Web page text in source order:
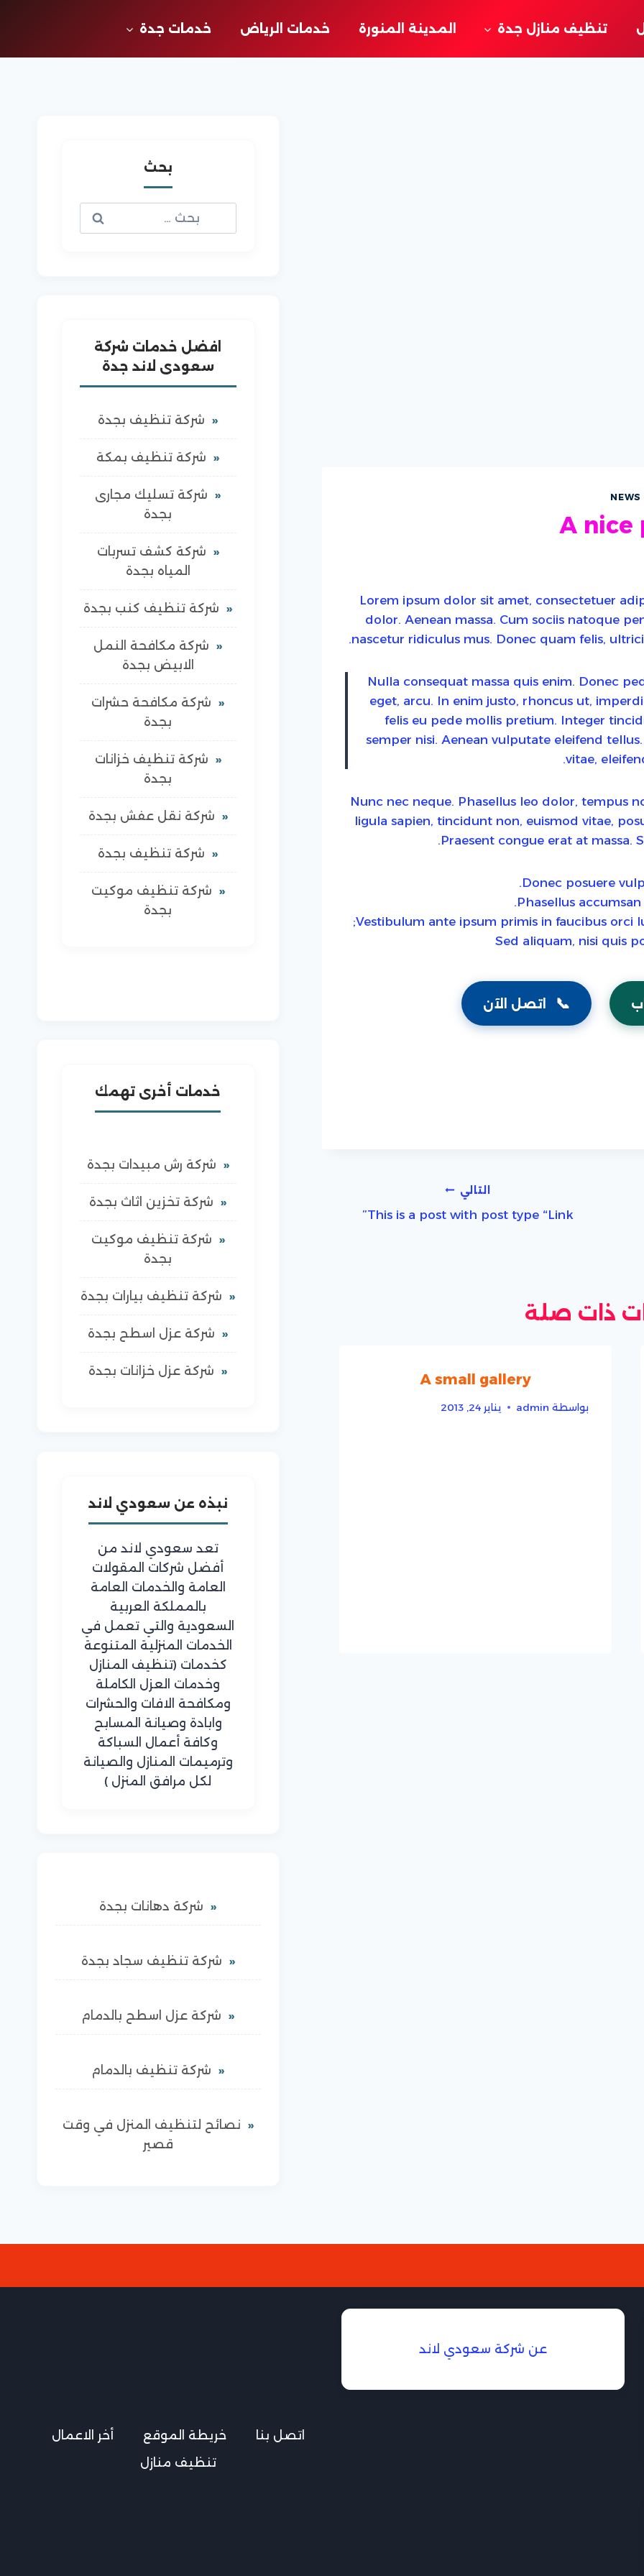
تنظيف منازل جدة المدينة المنورة خدمات الرياض خدمات جدة
NEWS
A nice
Lorem ipsum dolor sit amet, consectetuer
dolor. Aenean massa. Cum sociis natoque
nascetur ridiculus mus. Donec quam felis,
Nulla consequat massa quis enim. Donec
eget, arcu. In enim justo, rhoncus ut,
felis eu pede mollis pretium. Integer
semper nisi. Aenean vulputate eleifend
vitae,
Nunc nec neque. Phasellus leo dolor, tempus
ligula sapien, tincidunt non, euismod vitae,
Praesent congue erat at massa.
Donec posuere
Phasellus accumsan
Vestibulum ante ipsum primis in faucibus orci
Sed aliquam, nisi quis
📞 اتصل الآن
التالي
This is a post with post type “Link”
ذات صلة
A small gallery
بواسطة admin يناير 24, 2013
بحث
عن:
افضل خدمات شركة
سعودى لاند جدة
شركة تنظيف بجدة
شركة تنظيف بمكة
شركة تسليك مجارى
بجدة
شركة كشف تسربات
المياه بجدة
شركة تنظيف كنب بجدة
شركة مكافحة النمل
الابيض بجدة
شركة مكافحة حشرات
بجدة
شركة تنظيف خزانات
بجدة
شركة نقل عفش بجدة
شركة تنظيف بجدة
شركة تنظيف موكيت
بجدة
خدمات أخرى تهمك
شركة رش مبيدات بجدة
شركة تخزين اثاث بجدة
شركة تنظيف موكيت
بجدة
شركة تنظيف بيارات بجدة
شركة عزل اسطح بجدة
شركة عزل خزانات بجدة
نبذه عن سعودي لاند
تعد سعودي لاند من
أفضل شركات المقولات
العامة والخدمات العامة
بالمملكة العربية
السعودية والتي تعمل في
الخدمات المنزلية المتنوعة
كخدمات (تنظيف المنازل
وخدمات العزل الكاملة
ومكافحة الافات والحشرات
وابادة وصيانة المسابح
وكافة أعمال السباكة
وترميمات المنازل والصيانة
لكل مرافق المنزل )
شركة دهانات بجدة
شركة تنظيف سجاد بجدة
شركة عزل اسطح بالدمام
شركة تنظيف بالدمام
نصائح لتنظيف المنزل في وقت
قصير
عن شركة سعودي لاند
اتصل بنا خريطة الموقع
أخر الاعمال
تنظيف منازل